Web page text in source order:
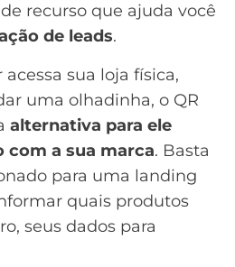
recurso que ajuda você
de leads.
sua loja física,
uma olhadinha, o QR
alternativa para ele
a sua marca. Basta
para uma landing
quais produtos
seus dados para